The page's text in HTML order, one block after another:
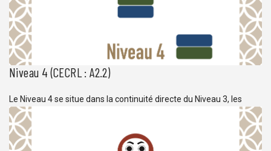
Niveau 4 (CECRL : A2.2)
Le Niveau 4 se situe dans la continuité directe du Niveau 3, les
notions étudiées viennent compléter les compétences
interactionnelles des apprenants à l’oral comme à l’écrit. Le
vocabulaire est de plus en plus complet et précis et